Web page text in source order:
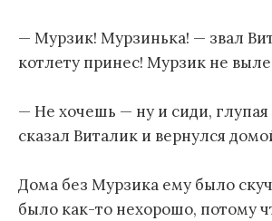
— Мурзик! Мурзинька! — звал
котлету принес! Мурзик не
— Не хочешь — ну и сиди, глупая
сказал Виталик и вернулся
Дома без Мурзика ему было
было как-то нехорошо, потому